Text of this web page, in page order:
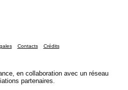
Contacts Crédits
en collaboration avec un réseau
partenaires.